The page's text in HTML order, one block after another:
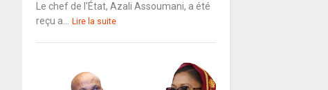
Le chef de l'État, Azali Assoumani, a été
reçu a...
Lire la suite